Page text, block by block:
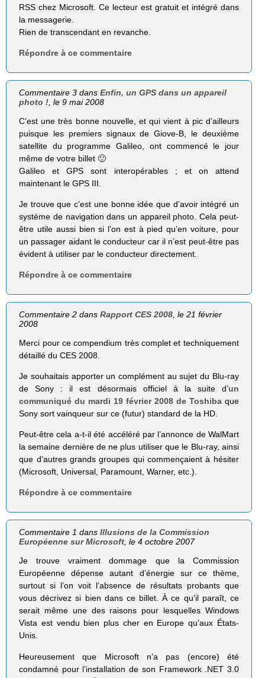
RSS chez Microsoft. Ce lecteur est gratuit et intégré dans
la messagerie.
Rien de transcendant en revanche.
Répondre à ce commentaire
Commentaire 3 dansEnfin, un GPS dans un appareil
photo ! , le 9 mai 2008
C’est une très bonne nouvelle, et qui vient à pic d’ailleurs
puisque les premiers signaux de Giove-B, le deuxième
satellite du programme Galileo, ont commencé le jour
même de votre billet 🙂
Galileo et GPS sont interopérables ; et on attend
maintenant le GPS III.
Je trouve que c’est une bonne idée que d’avoir intégré un
système de navigation dans un appareil photo. Cela peut-
être utile aussi bien si l’on est à pied qu’en voiture, pour
un passager aidant le conducteur car il n’est peut-être pas
évident à utiliser par le conducteur directement.
Répondre à ce commentaire
Commentaire 2 dansRapport CES 2008 , le 21 février
2008
Merci pour ce compendium très complet et techniquement
détaillé du CES 2008.
Je souhaitais apporter un complément au sujet du Blu-ray
de Sony : il est désormais officiel à la suite d’un
communiqué du mardi 19 février 2008 de Toshibaque
Sony sort vainqueur sur ce (futur) standard de la HD.
Peut-être cela a-t-il été accéléré par l’annonce de WalMart
la semaine dernière de ne plus utiliser que le Blu-ray, ainsi
que d’autres grands groupes qui commençaient à hésiter
(Microsoft, Universal, Paramount, Warner, etc.).
Répondre à ce commentaire
Commentaire 1 dansIllusions de la Commission
Européenne sur Microsoft, le 4 octobre 2007
Je trouve vraiment dommage que la Commission
Européenne dépense autant d’énergie sur ce thème,
surtout si l’on voit l’absence de résultats probants que
vous décrivez si bien dans ce billet. À ce qu’il paraît, ce
serait même une des raisons pour lesquelles Windows
Vista est vendu bien plus cher en Europe qu’aux États-
Unis.
Heureusement que Microsoft n’a pas (encore) été
condamné pour l’installation de son Framework .NET 3.0